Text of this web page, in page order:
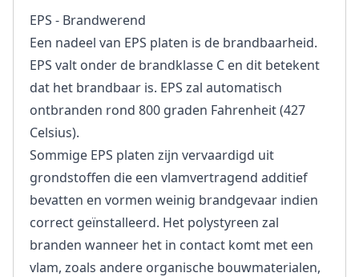
EPS - Brandwerend
Een nadeel van EPS platen is de brandbaarheid.
EPS valt onder de brandklasse C en dit betekent
dat het brandbaar is. EPS zal automatisch
ontbranden rond 800 graden Fahrenheit (427
Celsius).
Sommige EPS platen zijn vervaardigd uit
grondstoffen die een vlamvertragend additief
bevatten en vormen weinig brandgevaar indien
correct geïnstalleerd. Het polystyreen zal
branden wanneer het in contact komt met een
vlam, zoals andere organische bouwmaterialen,